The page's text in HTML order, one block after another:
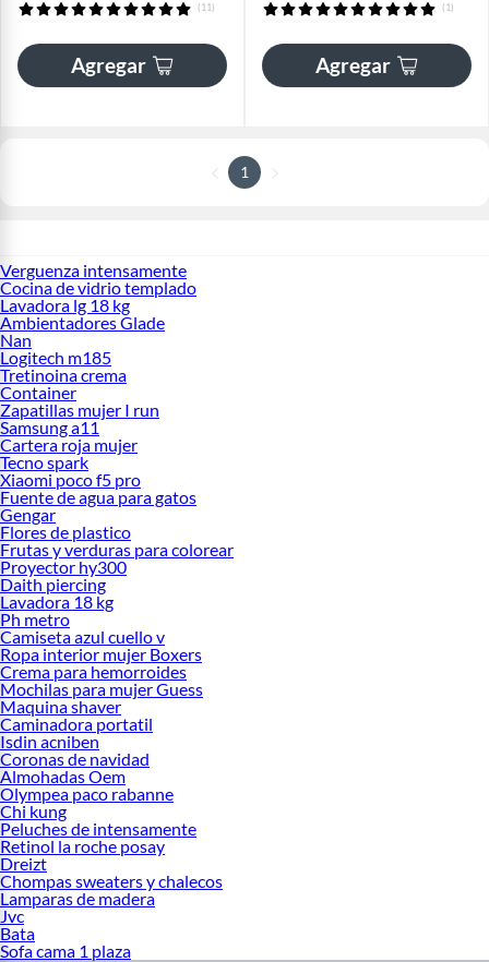
(11)
Agregar
(1)
Agregar
1
Verguenza intensamente
Cocina de vidrio templado
Lavadora lg 18 kg
Ambientadores Glade
Nan
Logitech m185
Tretinoina crema
Container
Zapatillas mujer I run
Samsung a11
Cartera roja mujer
Tecno spark
Xiaomi poco f5 pro
Fuente de agua para gatos
Gengar
Flores de plastico
Frutas y verduras para colorear
Proyector hy300
Daith piercing
Lavadora 18 kg
Ph metro
Camiseta azul cuello v
Ropa interior mujer Boxers
Crema para hemorroides
Mochilas para mujer Guess
Maquina shaver
Caminadora portatil
Isdin acniben
Coronas de navidad
Almohadas Oem
Olympea paco rabanne
Chi kung
Peluches de intensamente
Retinol la roche posay
Dreizt
Chompas sweaters y chalecos
Lamparas de madera
Jvc
Bata
Sofa cama 1 plaza